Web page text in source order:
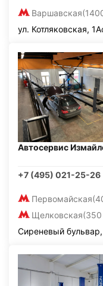
Варшавская
ул. Котляковская,
Автосервис
+7 (495) 021-25-26
Первомайская
Щелковская
Сиреневый